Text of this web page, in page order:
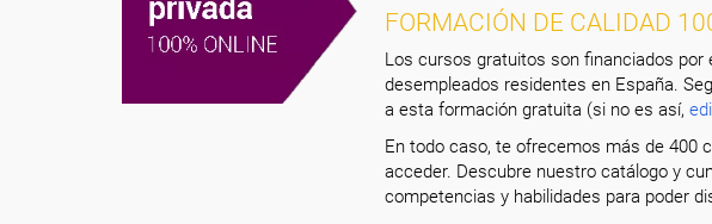
FORMACIÓN DE CALIDAD
Los cursos gratuitos son financiados por
desempleados residentes en España.
a esta formación gratuita (si no es así,
En todo caso, te ofrecemos más de 400
acceder. Descubre nuestro catálogo y
competencias y habilidades para poder